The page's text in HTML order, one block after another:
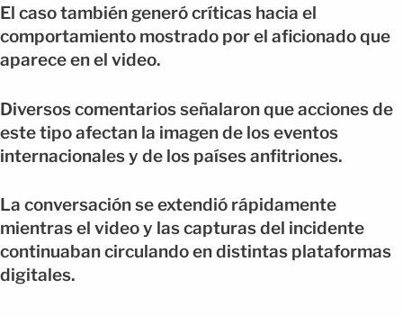
El caso también generó críticas hacia el
comportamiento mostrado por el aficionado que
aparece en el video.
Diversos comentarios señalaron que acciones de
este tipo afectan la imagen de los eventos
internacionales y de los países anfitriones.
La conversación se extendió rápidamente
mientras el video y las capturas del incidente
continuaban circulando en distintas plataformas
digitales.